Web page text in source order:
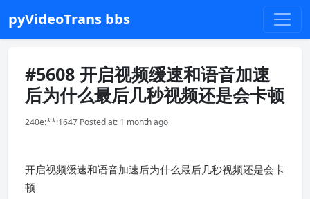
pyVideoTrans bbs
#5608 开启视频缓速和语音加速
后为什么最后几秒视频还是会卡顿
240e:**:1647 Posted at: 1 month ago
开启视频缓速和语音加速后为什么最后几秒视频还是会卡
顿